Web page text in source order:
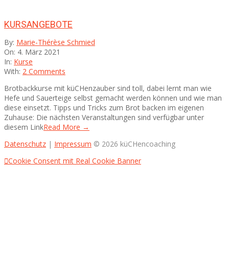
KURSANGEBOTE
2021-
03-
04
By: Marie-Thérèse Schmied
On: 4. März 2021
In: Kurse
With: 2 Comments
Brotbackkurse mit küCHenzauber sind toll, dabei lernt man wie
Hefe und Sauerteige selbst gemacht werden können und wie man
diese einsetzt. Tipps und Tricks zum Brot backen im eigenen
Zuhause: Die nächsten Veranstaltungen sind verfügbar unter
diesem LinkRead More →
Datenschutz | Impressum © 2026 küCHencoaching
Cookie Consent mit Real Cookie Banner